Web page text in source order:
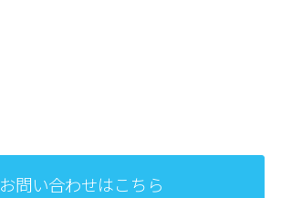
お問い合わせはこちら